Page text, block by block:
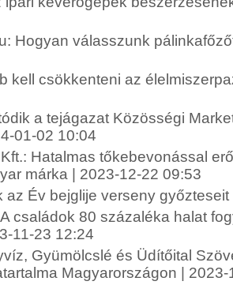
Hogyan válasszunk
kell csökkenteni az
a tejágazat Közösségi
01-02 10:04
Hatalmas tőkebevonással
márka | 2023-12-22 09:53
az Év bejglije verseny
családok 80 százaléka halat
11-23 12:24
Gyümölcslé és Üdítőital
Magyarországon | 2023-